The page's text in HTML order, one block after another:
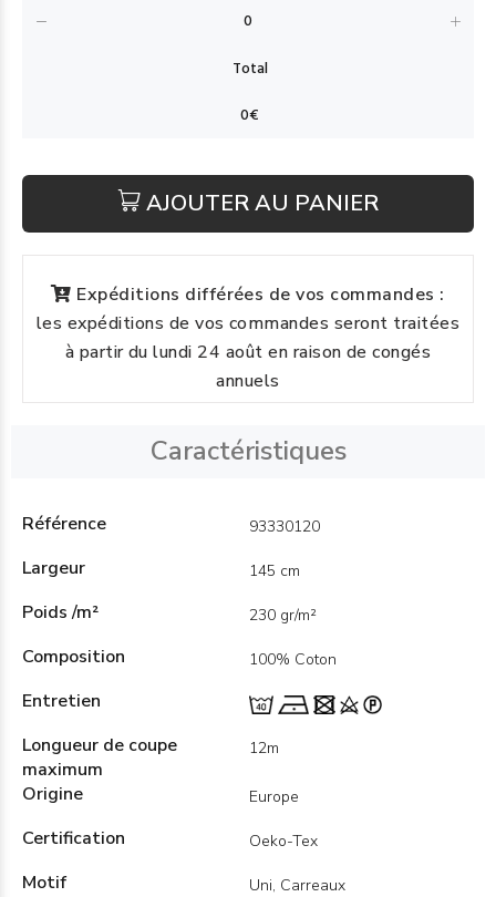
AJOUTER AU PANIER
Expéditions différées de vos commandes :
les expéditions de vos commandes seront traitées
à partir du lundi 24 août en raison de congés
annuels
Caractéristiques
Référence 93330120
Largeur 145 cm
Poids /m² 230 gr/m²
Composition 100% Coton
Entretien
Longueur de coupe
maximum
12m
Origine Europe
Certification Oeko-Tex
Motif Uni, Carreaux